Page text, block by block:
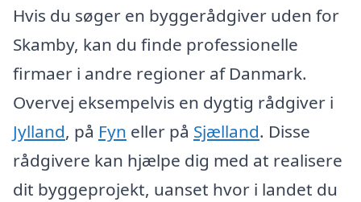
Hvis du søger en byggerådgiver uden for
Skamby, kan du finde professionelle
firmaer i andre regioner af Danmark.
Overvej eksempelvis en dygtig rådgiver i
Jylland, på Fyn eller på Sjælland. Disse
rådgivere kan hjælpe dig med at realisere
dit byggeprojekt, uanset hvor i landet du